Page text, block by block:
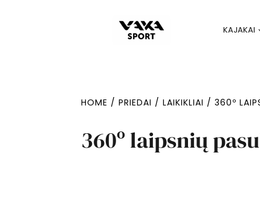
KAJAKAI
HOME /PRIEDAI /LAIKIKLIAI / 360º
360º laipsnių